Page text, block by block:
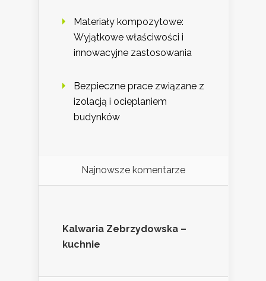
Materiały kompozytowe:
Wyjątkowe właściwości i
innowacyjne zastosowania
Bezpieczne prace związane z
izolacją i ocieplaniem
budynków
Najnowsze komentarze
Kalwaria Zebrzydowska –
kuchnie